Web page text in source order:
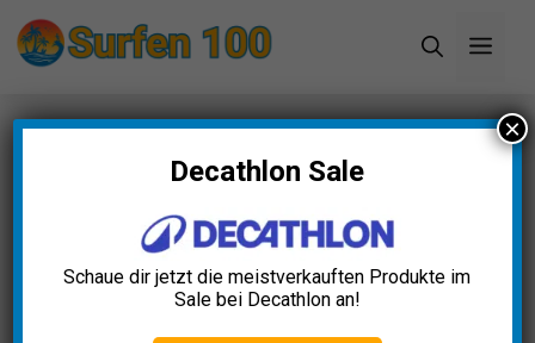
Zum
Inhalt
Startseite»Blog»Surfflosse Anpassbar Test: Die
5 besten (Bestenliste)
Surfflosse Anpassbar Test:
Die 5 besten (Bestenliste)
April 23, 2025
Decathlon Sale
Schaue dir jetzt die meistverkauften Produkte im
Sale bei Decathlon an!
×